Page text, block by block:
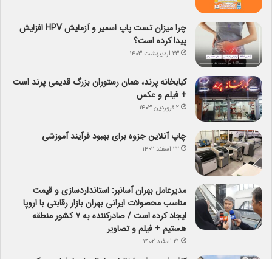
چرا میزان تست پاپ اسمیر و آزمایش HPV افزایش
پیدا کرده است؟
۲۳ اردیبهشت ۱۴۰۳
کبابخانه پرند، همان رستوران بزرگ قدیمی پرند است
+ فیلم و عکس
۲ فروردین ۱۴۰۳
چاپ آنلاین جزوه برای بهبود فرآیند آموزشی
۲۲ اسفند ۱۴۰۲
مدیرعامل بهران آسانبر: استانداردسازی و قیمت
مناسب محصولات ایرانی بهران بازار رقابتی با اروپا
ایجاد کرده است / صادرکننده به ۷ کشور منطقه
هستیم + فیلم و تصاویر
۲۱ اسفند ۱۴۰۲